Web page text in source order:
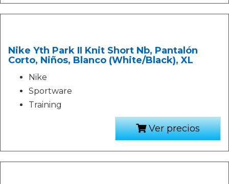
Nike Yth Park II Knit Short Nb, Pantalón
Corto, Niños, Blanco (White/Black), XL
Nike
Sportware
Training
Ver precios